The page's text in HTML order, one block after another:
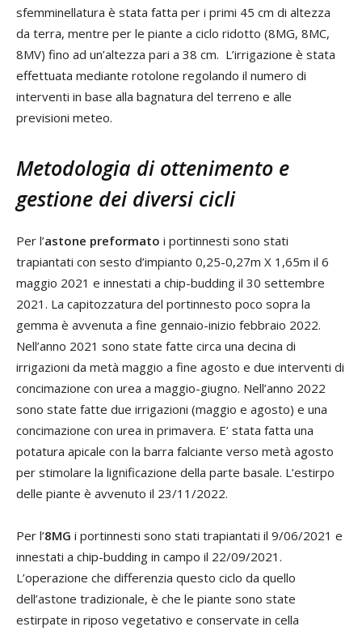
sfemminellatura è stata fatta per i primi 45 cm di altezza
da terra, mentre per le piante a ciclo ridotto (8MG, 8MC,
8MV) fino ad un’altezza pari a 38 cm. L’irrigazione è stata
effettuata mediante rotolone regolando il numero di
interventi in base alla bagnatura del terreno e alle
previsioni meteo.
Metodologia di ottenimento e
gestione dei diversi cicli
Per l’astone preformato i portinnesti sono stati
trapiantati con sesto d’impianto 0,25-0,27m X 1,65m il 6
maggio 2021 e innestati a chip-budding il 30 settembre
2021. La capitozzatura del portinnesto poco sopra la
gemma è avvenuta a fine gennaio-inizio febbraio 2022.
Nell’anno 2021 sono state fatte circa una decina di
irrigazioni da metà maggio a fine agosto e due interventi di
concimazione con urea a maggio-giugno. Nell’anno 2022
sono state fatte due irrigazioni (maggio e agosto) e una
concimazione con urea in primavera. E’ stata fatta una
potatura apicale con la barra falciante verso metà agosto
per stimolare la lignificazione della parte basale. L’estirpo
delle piante è avvenuto il 23/11/2022.
Per l’8MG i portinnesti sono stati trapiantati il 9/06/2021 e
innestati a chip-budding in campo il 22/09/2021.
L’operazione che differenzia questo ciclo da quello
dell’astone tradizionale, è che le piante sono state
estirpate in riposo vegetativo e conservate in cella